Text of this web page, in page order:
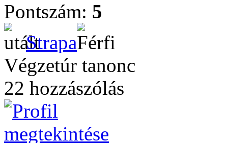
Pontszám: 5
Strapa
Végzetúr tanonc
22 hozzászólás